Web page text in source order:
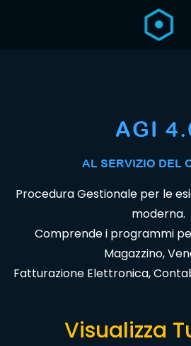
AGI
AL SERVIZIO DEL
Procedura Gestionale per le
moderna.
Comprende i programmi
Magazzino,
Fatturazione Elettronica,
Visualizza